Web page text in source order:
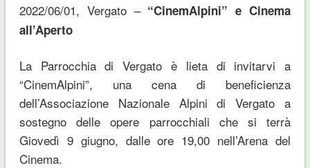
2022/06/01, Vergato – “CinemAlpini” e Cinema
all’Aperto
La Parrocchia di Vergato è lieta di invitarvi a
“CinemAlpini”, una cena di beneficienza
dell’Associazione Nazionale Alpini di Vergato a
sostegno delle opere parrocchiali che si terrà
Giovedì 9 giugno, dalle ore 19,00 nell’Arena del
Cinema.